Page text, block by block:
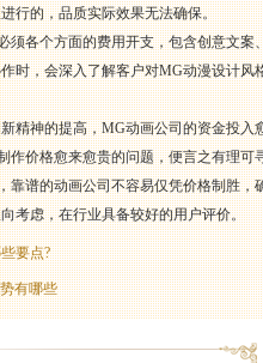
行的，品质实际效果无法确保。
须各个方面的费用开支，包含创意文
时，会深入了解客户对MG动漫设计
精神的提高，MG动画公司的资金投
作价格愈来愈贵的问题，便言之有理可
靠谱的动画公司不容易仅凭价格制胜
考虑，在行业具备较好的用户评价。
要点?
有哪些